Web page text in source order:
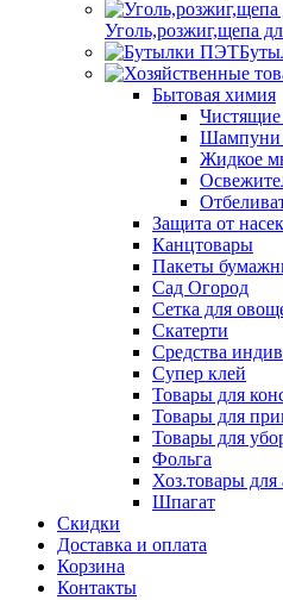
Уголь,розжиг,щепа
Бытовая химия
Шампуни
Жидкое
Защита от
Канцтовары
Пакеты
Сад Огород
Сетка для
Скатерти
Средства
Супер клей
Товары для
Товары для
Товары для
Фольга
Хоз.товары для
Шпагат
Скидки
Доставка и оплата
Корзина
Контакты